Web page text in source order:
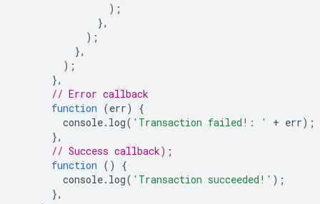
);
},
);
},
);
},
// Error callback
function (err)
{
console. log( 'Transaction failed!: ' + err);
},
// Success callback);
function ()
{
console. log( 'Transaction succeeded!' );
},